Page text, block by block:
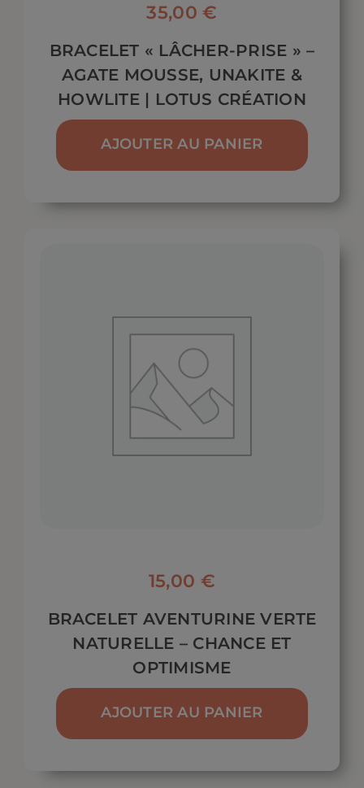
35,00€
BRACELET « LÂCHER-PRISE » –
AGATE MOUSSE, UNAKITE &
HOWLITE | LOTUS CRÉATION
AJOUTER AU PANIER
15,00 €
BRACELET AVENTURINE VERTE
NATURELLE – CHANCE ET
OPTIMISME
AJOUTER AU PANIER